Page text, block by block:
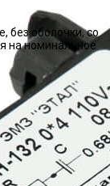
без оболочки, со
на номинальное